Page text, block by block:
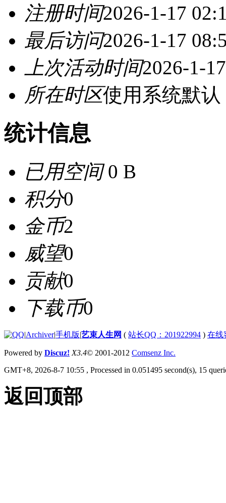
注册时间2026-1-17
最后访问2026-1-17
上次活动时间2026-1-
所在时区使用系统默认
统计信息
已用空间0 B
积分0
金币2
威望0
贡献0
下载币0
|Archiver|手机版|艺束人生网 ( 站长QQ：201922994 ) 在线
Powered by Discuz! X3.4© 2001-2012 Comsenz Inc.
GMT+8, 2026-8-7 10:55 , Processed in 0.051495 second(s), 15
返回顶部